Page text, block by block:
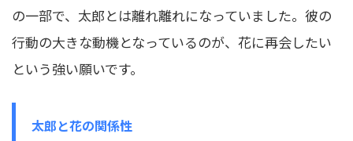
の一部で、太郎とは離れ離れになっていました。彼の
行動の大きな動機となっているのが、花に再会したい
という強い願いです。
太郎と花の関係性